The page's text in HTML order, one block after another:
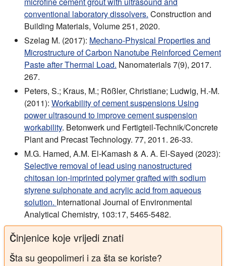
conventional laboratory dissolvers. Construction and
Building Materials, Volume 251, 2020.
Szelag M. (2017): Mechano-Physical Properties and
Microstructure of Carbon Nanotube Reinforced Cement
Paste after Thermal Load. Nanomaterials 7(9), 2017.
267.
Peters, S.; Kraus, M.; Rößler, Christiane; Ludwig, H.-M.
(2011): Workability of cement suspensions Using
power ultrasound to improve cement suspension
workability. Betonwerk und Fertigteil-Technik/Concrete
Plant and Precast Technology. 77, 2011. 26-33.
M.G. Hamed, A.M. El-Kamash & A. A. El-Sayed (2023):
Selective removal of lead using nanostructured
chitosan ion-imprinted polymer grafted with sodium
styrene sulphonate and acrylic acid from aqueous
solution. International Journal of Environmental
Analytical Chemistry, 103:17, 5465-5482.
Činjenice koje vrijedi znati
Šta su geopolimeri i za šta se koriste?